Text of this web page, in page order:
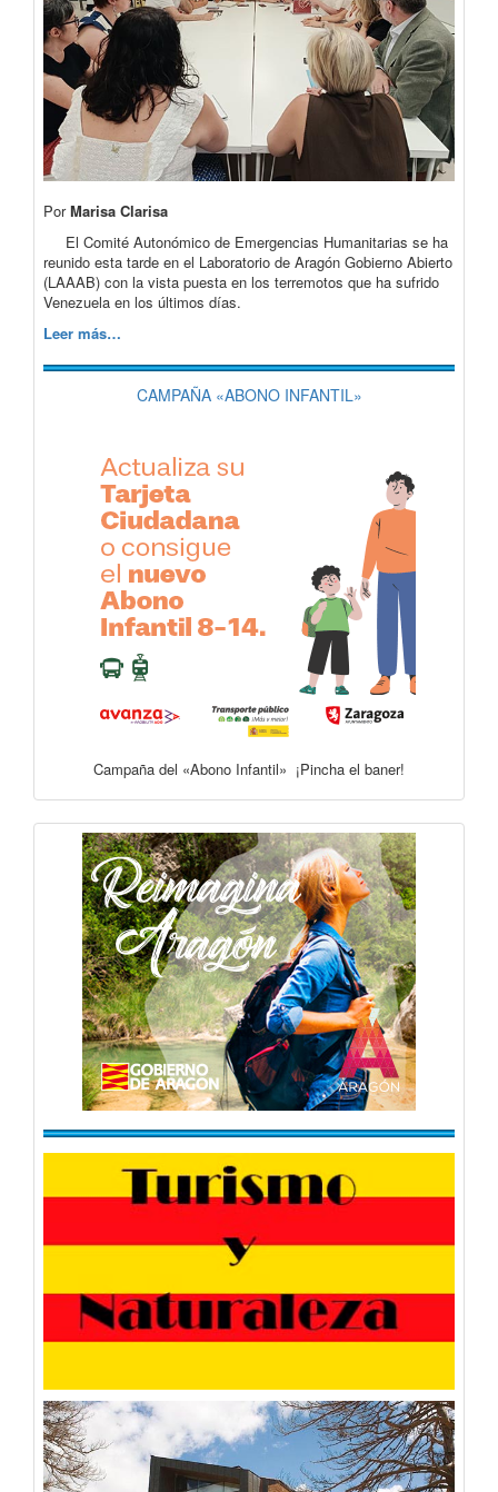
PorMarisa Clarisa
El Comité Autonómico de Emergencias Humanitarias se ha
reunido esta tarde en el Laboratorio de Aragón Gobierno Abierto
(LAAAB) con la vista puesta en los terremotos que ha sufrido
Venezuela en los últimos días.
Leer más…
CAMPAÑA «ABONO INFANTIL»
Campaña del «Abono Infantil» ¡Pincha el baner!